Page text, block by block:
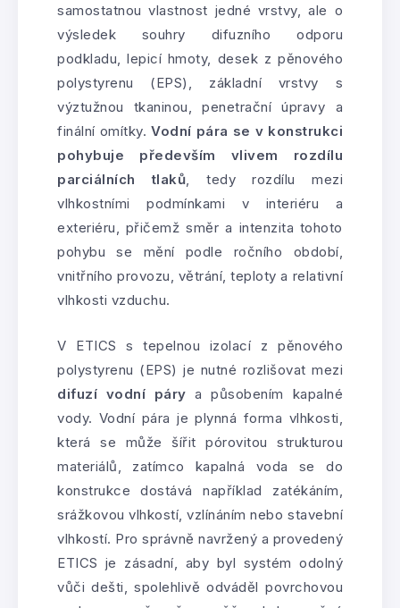
samostatnou vlastnost jedné vrstvy, ale o
výsledek souhry difuzního odporu
podkladu, lepicí hmoty, desek z pěnového
polystyrenu (EPS), základní vrstvy s
výztužnou tkaninou, penetrační úpravy a
finální omítky. Vodní pára se v konstrukci
pohybuje především vlivem rozdílu
parciálních tlaků, tedy rozdílu mezi
vlhkostními podmínkami v interiéru a
exteriéru, přičemž směr a intenzita tohoto
pohybu se mění podle ročního období,
vnitřního provozu, větrání, teploty a relativní
vlhkosti vzduchu.
V ETICS s tepelnou izolací z pěnového
polystyrenu (EPS) je nutné rozlišovat mezi
difuzí vodní páry a působením kapalné
vody. Vodní pára je plynná forma vlhkosti,
která se může šířit pórovitou strukturou
materiálů, zatímco kapalná voda se do
konstrukce dostává například zatékáním,
srážkovou vlhkostí, vzlínáním nebo stavební
vlhkostí. Pro správně navržený a provedený
ETICS je zásadní, aby byl systém odolný
vůči dešti, spolehlivě odváděl povrchovou